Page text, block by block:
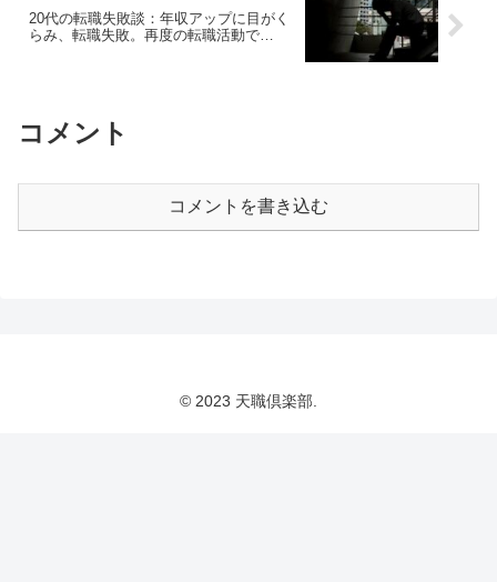
20代の転職失敗談：年収アップに目がく
らみ、転職失敗。再度の転職活動で…
コメント
コメントを書き込む
© 2023 天職倶楽部.